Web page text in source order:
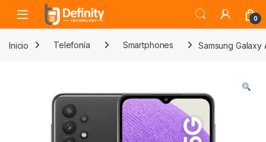
Skip to navigation
Skip to content
Open 0
Inicio Telefonía Smartphones Samsung Galaxy